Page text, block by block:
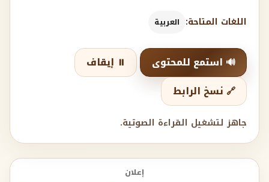
اللغات المتاحة: العربية
🔊 استمع للمحتوى
⏸️ إيقاف
🔗 نسخ الرابط
جاهز لتشغيل القراءة الصوتية.
إعلان